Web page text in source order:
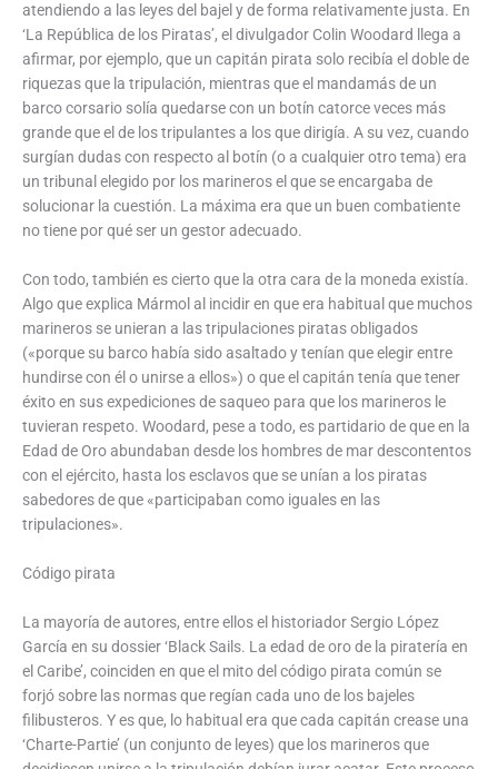
atendiendo a las leyes del bajel y de forma relativamente justa. En
‘La República de los Piratas’, el divulgador Colin Woodard llega a
afirmar, por ejemplo, que un capitán pirata solo recibía el doble de
riquezas que la tripulación, mientras que el mandamás de un
barco corsario solía quedarse con un botín catorce veces más
grande que el de los tripulantes a los que dirigía. A su vez, cuando
surgían dudas con respecto al botín (o a cualquier otro tema) era
un tribunal elegido por los marineros el que se encargaba de
solucionar la cuestión. La máxima era que un buen combatiente
no tiene por qué ser un gestor adecuado.
Con todo, también es cierto que la otra cara de la moneda existía.
Algo que explica Mármol al incidir en que era habitual que muchos
marineros se unieran a las tripulaciones piratas obligados
(«porque su barco había sido asaltado y tenían que elegir entre
hundirse con él o unirse a ellos») o que el capitán tenía que tener
éxito en sus expediciones de saqueo para que los marineros le
tuvieran respeto. Woodard, pese a todo, es partidario de que en la
Edad de Oro abundaban desde los hombres de mar descontentos
con el ejército, hasta los esclavos que se unían a los piratas
sabedores de que «participaban como iguales en las
tripulaciones».
Código pirata
La mayoría de autores, entre ellos el historiador Sergio López
García en su dossier ‘Black Sails. La edad de oro de la piratería en
el Caribe’, coinciden en que el mito del código pirata común se
forjó sobre las normas que regían cada uno de los bajeles
filibusteros. Y es que, lo habitual era que cada capitán crease una
‘Charte-Partie’ (un conjunto de leyes) que los marineros que